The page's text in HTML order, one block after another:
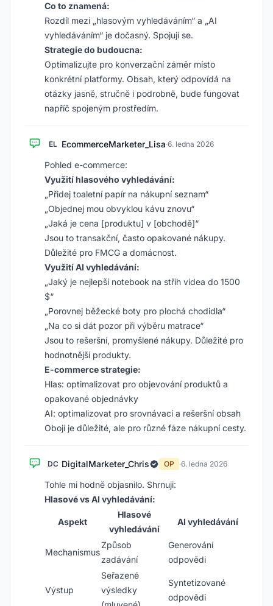
Co to znamená:
Rozdíl mezi „hlasovým vyhledáváním“ a „AI
vyhledáváním“ je dočasný. Spojují se.
Strategie do budoucna:
Optimalizujte pro konverzační záměr místo
konkrétní platformy. Obsah, který odpovídá na
otázky jasně, stručně i podrobně, bude fungovat
napříč spojeným prostředím.
EL EcommerceMarketer_Lisa·6. ledna 2026
Pohled e-commerce:
Využití hlasového vyhledávání:
„Přidej toaletní papír na nákupní seznam“
„Objednej mou obvyklou kávu znovu“
„Jaká je cena [produktu] v [obchodě]“
Jsou to transakční, často opakované nákupy.
Důležité pro FMCG a domácnost.
Využití AI vyhledávání:
„Jaký je nejlepší notebook na střih videa do 1500
$“
„Porovnej běžecké boty pro plochá chodidla“
„Na co si dát pozor při výběru matrace“
Jsou to rešeršní, promyšlené nákupy. Důležité pro
hodnotnější produkty.
E-commerce strategie:
Hlas: optimalizovat pro objevování produktů a
opakované objednávky
AI: optimalizovat pro srovnávací a rešeršní obsah
Obojí je důležité, ale pro různé fáze nákupní cesty.
DC DigitalMarketer_Chris OP ·6. ledna 2026
Tohle mi hodně objasnilo. Shrnuji:
Hlasové vs AI vyhledávání:
Aspekt
Hlasové
vyhledávání
AI vyhledávání
Mechanismus
Způsob
zadávání
Generování
odpovědi
Výstup
Seřazené
výsledky
Syntetizované
odpovědi